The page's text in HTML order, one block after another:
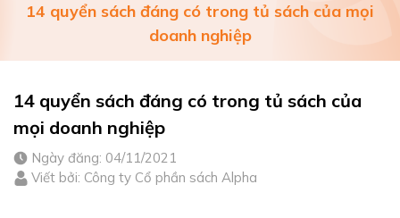
14 quyển sách đáng có trong tủ sách của mọi
doanh nghiệp
14 quyển sách đáng có trong tủ sách của
mọi doanh nghiệp
Ngày đăng: 04/11/2021
Viết bởi: Công ty Cổ phần sách Alpha